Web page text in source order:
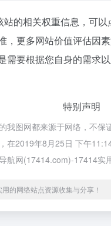
的相关权重信息，可以
更多网站价值评估因
要根据您自身的需求
特别声明
图网都来源于网络，不
2019年8月25日 下午
网(17414.com)-17414实
的网络站点资源收集与分享！